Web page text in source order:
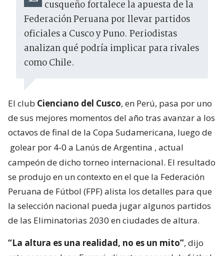
cusqueño fortalece la apuesta de la
Federación Peruana por llevar partidos
oficiales a Cusco y Puno. Periodistas
analizan qué podría implicar para rivales
como Chile.
El club Cienciano del Cusco, en Perú, pasa por uno
de sus mejores momentos del año tras avanzar a los
octavos de final de la Copa Sudamericana, luego de
golear por 4-0 a Lanús de Argentina , actual
campeón de dicho torneo internacional. El resultado
se produjo en un contexto en el que la Federación
Peruana de Fútbol (FPF) alista los detalles para que
la selección nacional pueda jugar algunos partidos
de las Eliminatorias 2030 en ciudades de altura.
“La altura es una realidad, no es un mito”, dijo